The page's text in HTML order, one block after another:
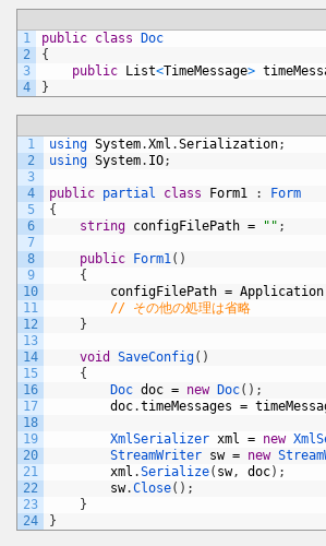
1
2
3
4
public class
Doc
{
public
List<TimeMessage>
}
1
2
3
4
5
6
7
8
9
10
11
12
13
14
15
16
17
18
19
20
21
22
23
24
using System.Xml .Serialization;
using System. IO;
public partial class Form1 :
Form
{
string configFilePath = "" ;
public Form1( )
{
configFilePath = Application
// その他の処理は省略
}
void SaveConfig( )
{
Doc doc = new Doc( ) ;
doc.timeMessages =
XmlSerializer xml = new
StreamWriter sw = new
xml .Serialize( sw, doc) ;
sw.Close( ) ;
}
}